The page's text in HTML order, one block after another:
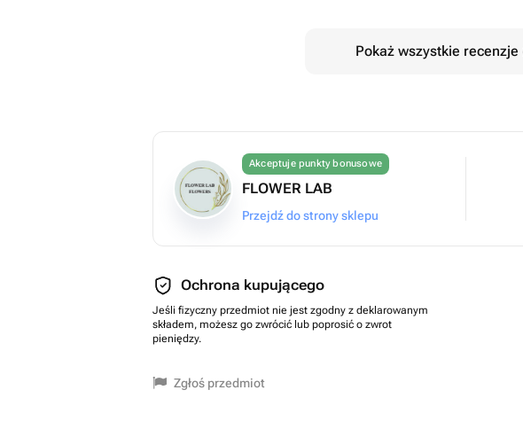
Pokaż wszystkie recenzje
Akceptuje punkty bonusowe
FLOWER LAB
Przejdź do strony sklepu
Ochrona kupującego
Jeśli fizyczny przedmiot nie jest zgodny z deklarowanym
składem, możesz go zwrócić lub poprosić o zwrot
pieniędzy.
Zgłoś przedmiot